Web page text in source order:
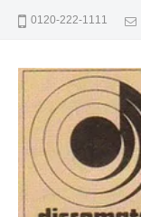
0120-222-1111